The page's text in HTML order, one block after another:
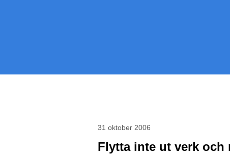
31 oktober 2006
Flytta inte ut verk och